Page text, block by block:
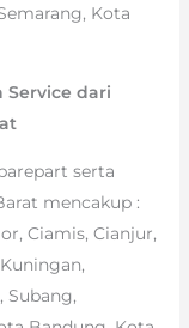
Kota
Service dari
serta
mencakup :
Ciamis, Cianjur,
Subang,